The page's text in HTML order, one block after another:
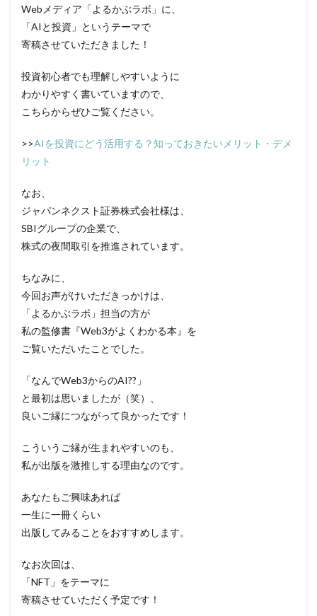
Webメディア「よるかぶラボ」に、
「AIと投資」というテーマで
寄稿させていただきました！
投資初心者でも理解しやすいように
わかりやすく書いていますので、
こちらからぜひご覧ください。
>>AIを投資にどう活用する？知っておきたいメリット・デメ
リット
なお、
ジャパンネクスト証券株式会社様は、
SBIグループの企業で、
株式の夜間取引を推進されています。
ちなみに、
今回お声がけいただきっかけは、
「よるかぶラボ」担当の方が
私の監修書『Web3がよくわかる本』を
ご覧いただいたことでした。
「なんでWeb3からのAI??」
と最初は思いましたが（笑）、
良いご縁につながって良かったです！
こういうご縁が生まれやすいのも、
私が出版を激推しする理由なのです。
あなたもご興味あれば
一生に一冊くらい
出版してみることをおすすめします。
なお次回は、
「NFT」をテーマに
寄稿させていただく予定です！